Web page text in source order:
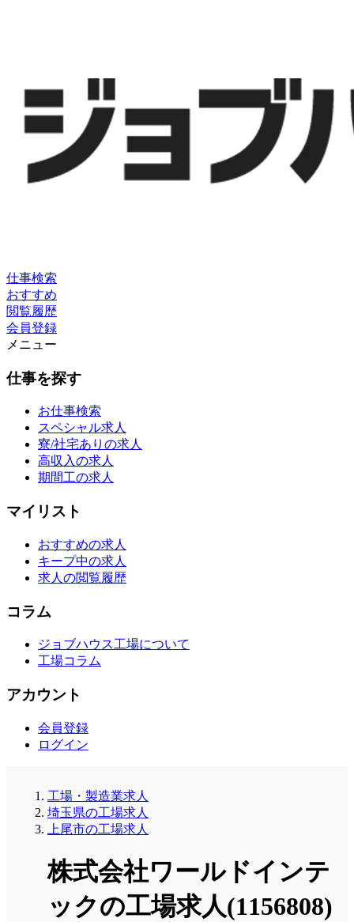
仕事検索
おすすめ
閲覧履歴
会員登録
メニュー
仕事を探す
お仕事検索
スペシャル求人
寮/社宅ありの求人
高収入の求人
期間工の求人
マイリスト
おすすめの求人
キープ中の求人
求人の閲覧履歴
コラム
ジョブハウス工場について
工場コラム
アカウント
会員登録
ログイン
工場・製造業求人
埼玉県の工場求人
上尾市の工場求人
株式会社ワールドインテ
ックの工場求人(1156808)